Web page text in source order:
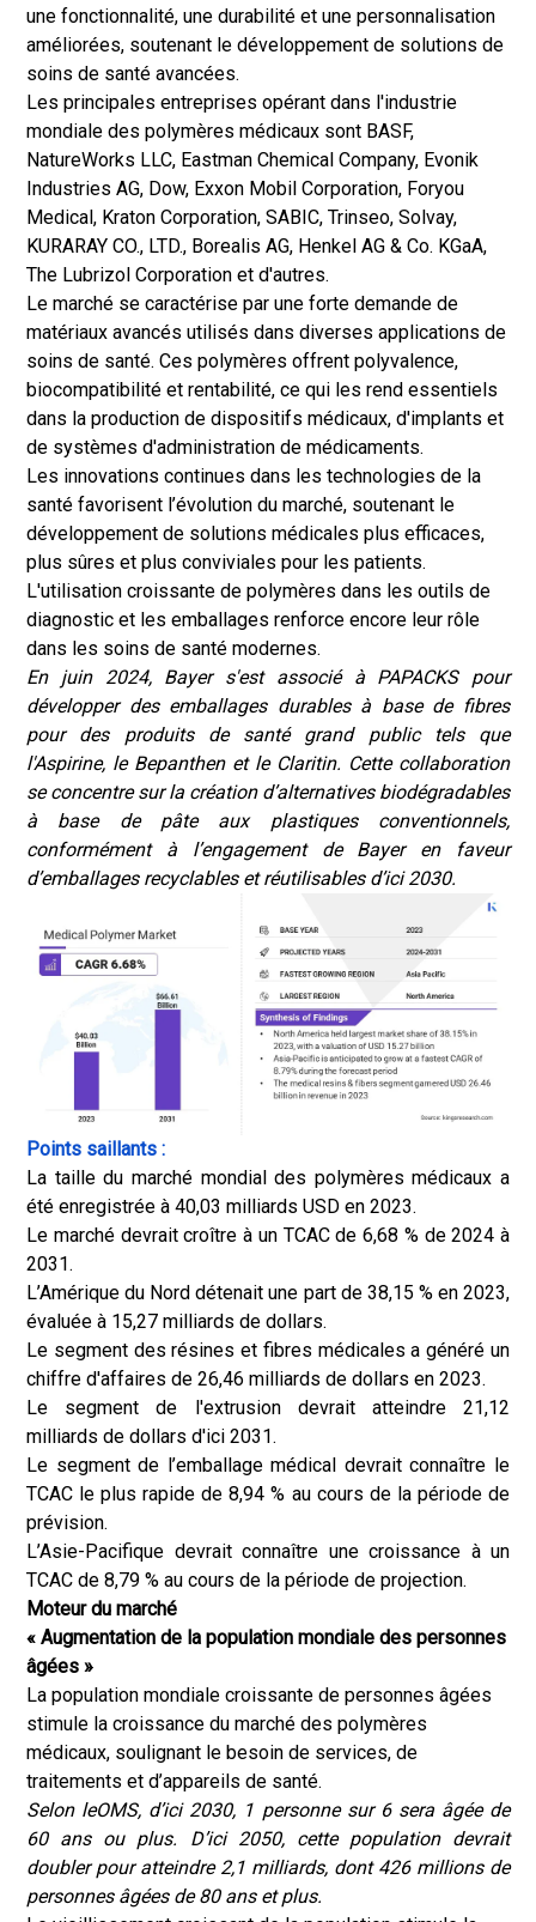
une fonctionnalité, une durabilité et une personnalisation
améliorées, soutenant le développement de solutions de
soins de santé avancées.
Les principales entreprises opérant dans l'industrie
mondiale des polymères médicaux sont BASF,
NatureWorks LLC, Eastman Chemical Company, Evonik
Industries AG, Dow, Exxon Mobil Corporation, Foryou
Medical, Kraton Corporation, SABIC, Trinseo, Solvay,
KURARAY CO., LTD., Borealis AG, Henkel AG & Co. KGaA,
The Lubrizol Corporation et d'autres.
Le marché se caractérise par une forte demande de
matériaux avancés utilisés dans diverses applications de
soins de santé. Ces polymères offrent polyvalence,
biocompatibilité et rentabilité, ce qui les rend essentiels
dans la production de dispositifs médicaux, d'implants et
de systèmes d'administration de médicaments.
Les innovations continues dans les technologies de la
santé favorisent l’évolution du marché, soutenant le
développement de solutions médicales plus efficaces,
plus sûres et plus conviviales pour les patients.
L'utilisation croissante de polymères dans les outils de
diagnostic et les emballages renforce encore leur rôle
dans les soins de santé modernes.
En juin 2024, Bayer s'est associé à PAPACKS pour
développer des emballages durables à base de fibres
pour des produits de santé grand public tels que
l'Aspirine, le Bepanthen et le Claritin. Cette collaboration
se concentre sur la création d’alternatives biodégradables
à base de pâte aux plastiques conventionnels,
conformément à l’engagement de Bayer en faveur
d’emballages recyclables et réutilisables d’ici 2030.
Points saillants :
La taille du marché mondial des polymères médicaux a
été enregistrée à 40,03 milliards USD en 2023.
Le marché devrait croître à un TCAC de 6,68 % de 2024 à
2031.
L’Amérique du Nord détenait une part de 38,15 % en 2023,
évaluée à 15,27 milliards de dollars.
Le segment des résines et fibres médicales a généré un
chiffre d'affaires de 26,46 milliards de dollars en 2023.
Le segment de l'extrusion devrait atteindre 21,12
milliards de dollars d'ici 2031.
Le segment de l’emballage médical devrait connaître le
TCAC le plus rapide de 8,94 % au cours de la période de
prévision.
L’Asie-Pacifique devrait connaître une croissance à un
TCAC de 8,79 % au cours de la période de projection.
Moteur du marché
« Augmentation de la population mondiale des personnes
âgées »
La population mondiale croissante de personnes âgées
stimule la croissance du marché des polymères
médicaux, soulignant le besoin de services, de
traitements et d’appareils de santé.
Selon leOMS, d’ici 2030, 1 personne sur 6 sera âgée de
60 ans ou plus. D’ici 2050, cette population devrait
doubler pour atteindre 2,1 milliards, dont 426 millions de
personnes âgées de 80 ans et plus.